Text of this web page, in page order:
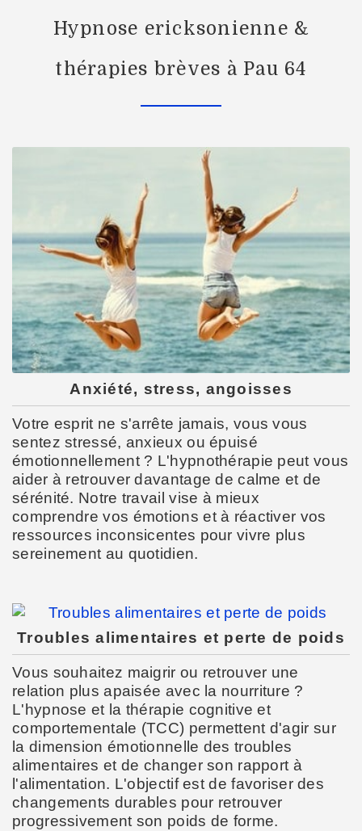
Hypnose ericksonienne &
thérapies brèves à Pau 64
Anxiété, stress, angoisses
Votre esprit ne s'arrête jamais, vous vous
sentez stressé, anxieux ou épuisé
émotionnellement ? L'hypnothérapie peut vous
aider à retrouver davantage de calme et de
sérénité. Notre travail vise à mieux
comprendre vos émotions et à réactiver vos
ressources inconsicentes pour vivre plus
sereinement au quotidien.
Troubles alimentaires et perte de poids
Vous souhaitez maigrir ou retrouver une
relation plus apaisée avec la nourriture ?
L'hypnose et la thérapie cognitive et
comportementale (TCC) permettent d'agir sur
la dimension émotionnelle des troubles
alimentaires et de changer son rapport à
l'alimentation. L'objectif est de favoriser des
changements durables pour retrouver
progressivement son poids de forme.